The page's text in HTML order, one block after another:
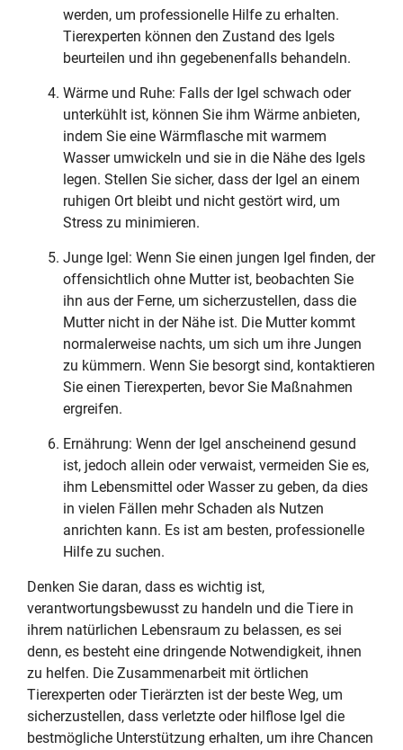
werden, um professionelle Hilfe zu erhalten.
Tierexperten können den Zustand des Igels
beurteilen und ihn gegebenenfalls behandeln.
Wärme und Ruhe: Falls der Igel schwach oder
unterkühlt ist, können Sie ihm Wärme anbieten,
indem Sie eine Wärmflasche mit warmem
Wasser umwickeln und sie in die Nähe des Igels
legen. Stellen Sie sicher, dass der Igel an einem
ruhigen Ort bleibt und nicht gestört wird, um
Stress zu minimieren.
Junge Igel: Wenn Sie einen jungen Igel finden, der
offensichtlich ohne Mutter ist, beobachten Sie
ihn aus der Ferne, um sicherzustellen, dass die
Mutter nicht in der Nähe ist. Die Mutter kommt
normalerweise nachts, um sich um ihre Jungen
zu kümmern. Wenn Sie besorgt sind, kontaktieren
Sie einen Tierexperten, bevor Sie Maßnahmen
ergreifen.
Ernährung: Wenn der Igel anscheinend gesund
ist, jedoch allein oder verwaist, vermeiden Sie es,
ihm Lebensmittel oder Wasser zu geben, da dies
in vielen Fällen mehr Schaden als Nutzen
anrichten kann. Es ist am besten, professionelle
Hilfe zu suchen.
Denken Sie daran, dass es wichtig ist,
verantwortungsbewusst zu handeln und die Tiere in
ihrem natürlichen Lebensraum zu belassen, es sei
denn, es besteht eine dringende Notwendigkeit, ihnen
zu helfen. Die Zusammenarbeit mit örtlichen
Tierexperten oder Tierärzten ist der beste Weg, um
sicherzustellen, dass verletzte oder hilflose Igel die
bestmögliche Unterstützung erhalten, um ihre Chancen